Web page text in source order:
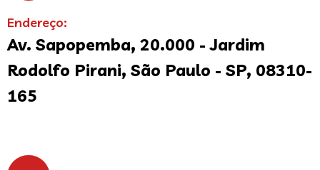
Endereço:
Av. Sapopemba, 20.000 - Jardim
Rodolfo Pirani, São Paulo - SP, 08310-
165